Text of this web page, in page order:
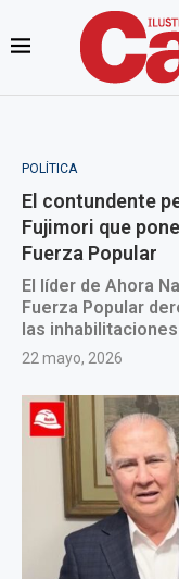
POLÍTICA
El contundente
Fujimori que
Fuerza Popular
El líder de Ahora
Fuerza Popular
las
22 mayo, 2026